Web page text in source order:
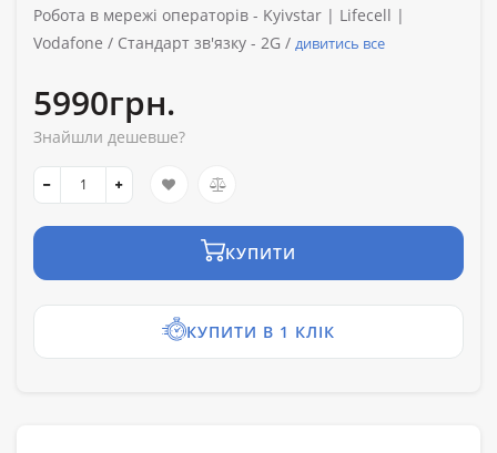
Робота в мережі операторів - Kyivstar | Lifecell |
Vodafone / Стандарт зв'язку - 2G / дивитись все
5990грн.
Знайшли дешевше?
КУПИТИ
КУПИТИ В 1 КЛІК